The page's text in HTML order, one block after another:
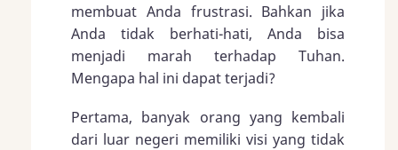
membuat Anda frustrasi. Bahkan jika
Anda tidak berhati-hati, Anda bisa
menjadi marah terhadap Tuhan.
Mengapa hal ini dapat terjadi?
Pertama, banyak orang yang kembali
dari luar negeri memiliki visi yang tidak